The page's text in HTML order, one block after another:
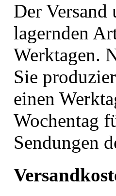
Der
lagernden
Werktagen.
Sie
einen
Wochentag
Sendungen